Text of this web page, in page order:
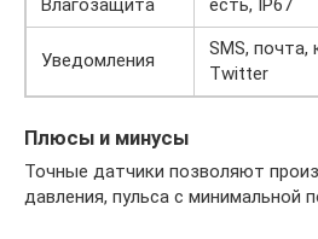
Влагозащита
есть, IP67
Уведомления
SMS, почта,
Twitter
Плюсы и минусы
Точные датчики позволяют
давления, пульса с минимальной